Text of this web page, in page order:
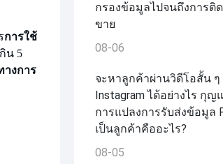
การใช้
น 5
างการ
กรองข้อมูลไปจนถึงการติ
ขาย
08-06
จะหาลูกค้าผ่านวิดีโอสั้น
Instagram ได้อย่างไร กุ
การแปลงการรับส่งข้อมูล
เป็นลูกค้าคืออะไร?
08-05